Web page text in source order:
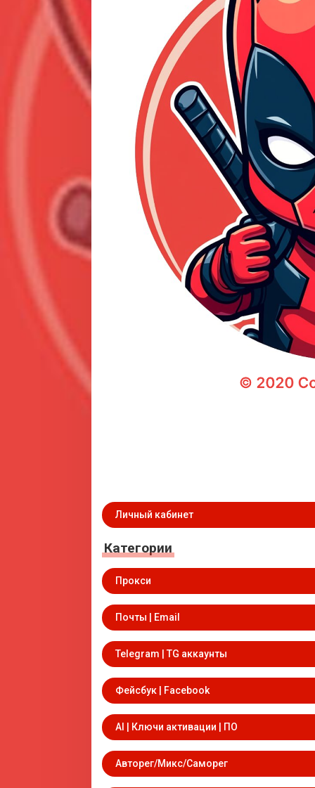
Личный кабинет
Категории
Прокси
Почты | Email
Telegram | TG аккаунты
Фейсбук | Facebook
AI | Ключи активации | ПО
Авторег/Микс/Саморег